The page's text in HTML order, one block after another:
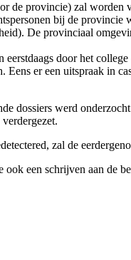
de provincie) zal
bij de
De provinciaal
door het
er een uitspraak in
dossiers werd
zal de
een schrijven aan de